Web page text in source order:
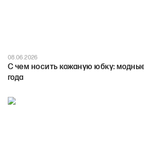
08.06.2026
С чем носить кожаную юбку:
года